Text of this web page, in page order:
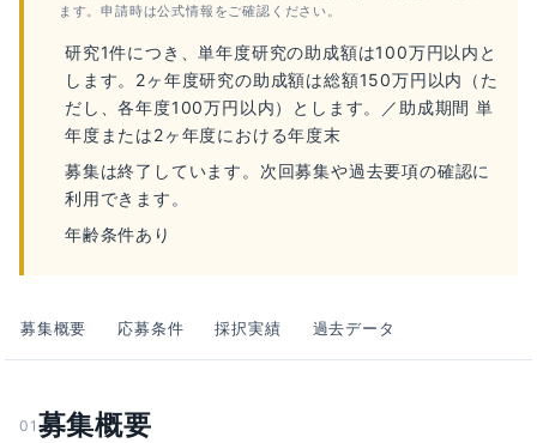
ます。申請時は公式情報をご確認ください。
研究1件につき、単年度研究の助成額は100万円以内と
します。2ヶ年度研究の助成額は総額150万円以内（た
だし、各年度100万円以内）とします。／助成期間 単
年度または2ヶ年度における年度末
募集は終了しています。次回募集や過去要項の確認に
利用できます。
年齢条件あり
募集概要 応募条件 採択実績 過去データ
01 募集概要